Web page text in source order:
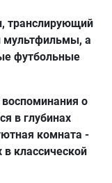
транслирующий
мультфильмы, а
футбольные
о
в глубинах
комната -
классической